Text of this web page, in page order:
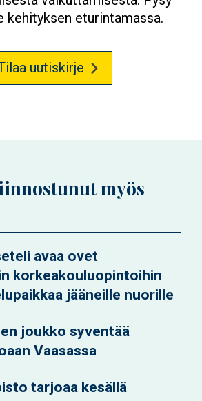
kehityksen eturintamassa.
uutiskirje
myös
avaa ovet
korkeakouluopintoihin
jääneille nuorille
joukko syventää
Vaasassa
tarjoaa kesällä